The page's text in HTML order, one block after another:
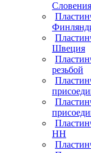
Словения
Швеция
резьбой
НН